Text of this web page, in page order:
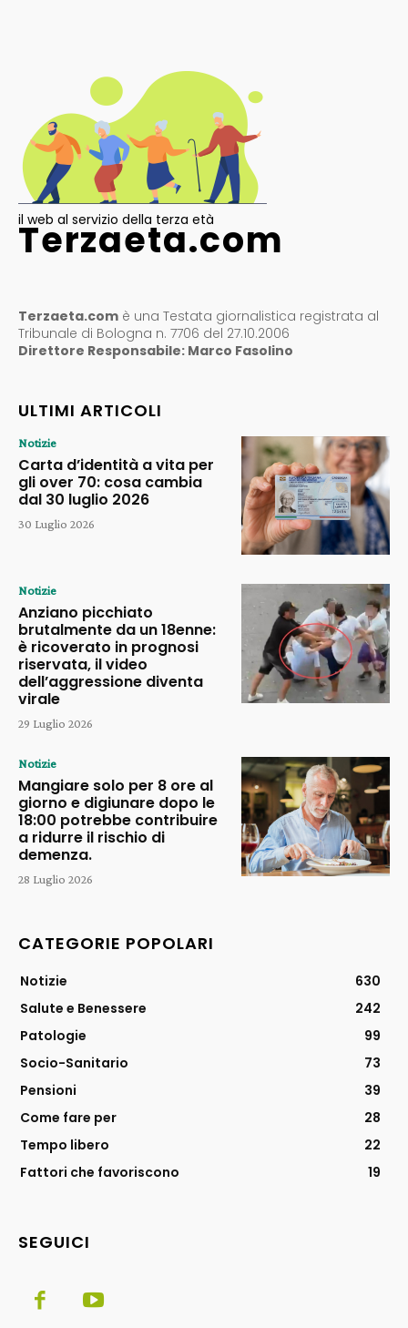
il web al servizio della terza età
Terzaeta.com
Terzaeta.com è una Testata giornalistica registrata al
Tribunale di Bologna n. 7706 del 27.10.2006
Direttore Responsabile: Marco Fasolino
ULTIMI ARTICOLI
Notizie
Carta d’identità a vita per
gli over 70: cosa cambia
dal 30 luglio 2026
30 Luglio 2026
Notizie
Anziano picchiato
brutalmente da un 18enne:
è ricoverato in prognosi
riservata, il video
dell’aggressione diventa
virale
29 Luglio 2026
Notizie
Mangiare solo per 8 ore al
giorno e digiunare dopo le
18:00 potrebbe contribuire
a ridurre il rischio di
demenza.
28 Luglio 2026
CATEGORIE POPOLARI
Notizie
630
Salute e Benessere
242
Patologie
99
Socio-Sanitario
73
Pensioni
39
Come fare per
28
Tempo libero
22
Fattori che favoriscono
19
SEGUICI